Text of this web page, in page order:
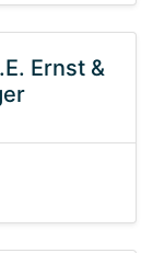
Ernst &